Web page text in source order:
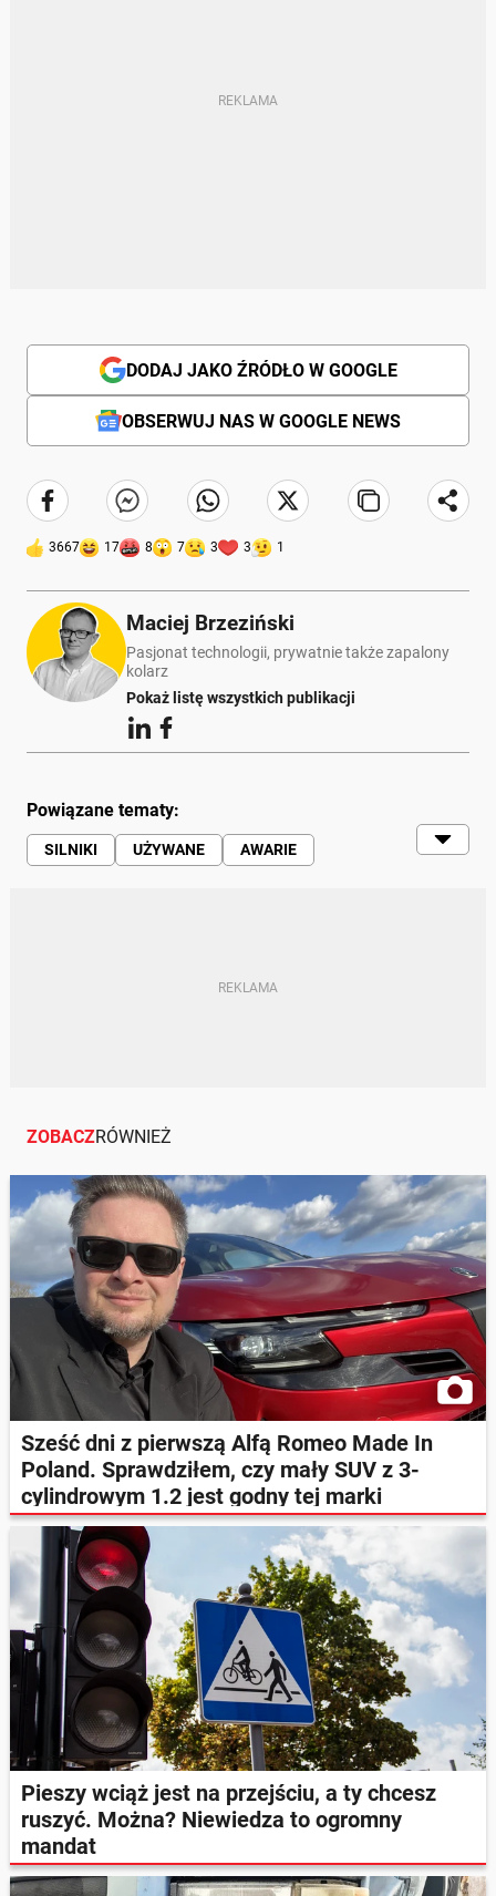
DODAJ JAKO ŹRÓDŁO W GOOGLE
OBSERWUJ NAS W GOOGLE NEWS
3667 17 8 7 3 3 1
Maciej Brzeziński
Pasjonat technologii, prywatnie także zapalony
kolarz
Pokaż listę wszystkich publikacji
Powiązane tematy:
SILNIKI UŻYWANE
AWARIE
ZOBACZRÓWNIEŻ
Sześć dni z pierwszą Alfą Romeo Made In
Poland. Sprawdziłem, czy mały SUV z 3-
cylindrowym 1.2 jest godny tej marki
Pieszy wciąż jest na przejściu, a ty chcesz
ruszyć. Można? Niewiedza to ogromny
mandat